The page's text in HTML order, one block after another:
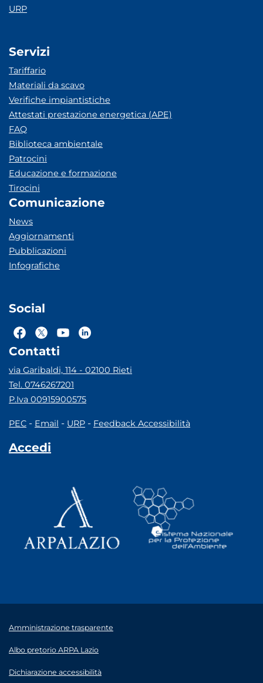
URP
Servizi
Tariffario
Materiali da scavo
Verifiche impiantistiche
Attestati prestazione energetica (APE)
FAQ
Biblioteca ambientale
Patrocini
Educazione e formazione
Tirocini
Comunicazione
News
Aggiornamenti
Pubblicazioni
Infografiche
Social
Contatti
via Garibaldi, 114 - 02100 Rieti
Tel. 0746267201
P.Iva 00915900575
PEC - Email - URP - Feedback Accessibilità
Accedi
Amministrazione trasparente
Albo pretorio ARPA Lazio
Dichiarazione accessibilità